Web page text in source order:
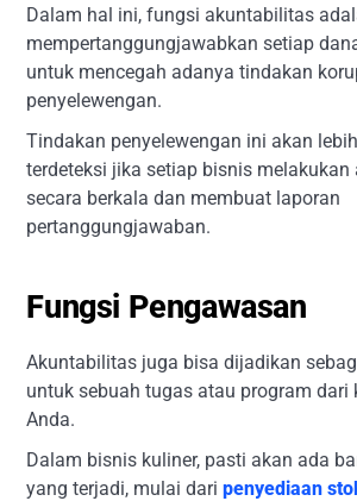
Dalam hal ini, fungsi akuntabilitas
mempertanggungjawabkan setiap
untuk mencegah adanya tindakan
penyelewengan.
Tindakan penyelewengan ini akan
terdeteksi jika setiap bisnis melakukan
secara berkala dan membuat laporan
pertanggungjawaban.
Fungsi Pengawasan
Akuntabilitas juga bisa dijadikan
untuk sebuah tugas atau program dari
Anda.
Dalam bisnis kuliner, pasti akan ada
yang terjadi, mulai daripenyediaan